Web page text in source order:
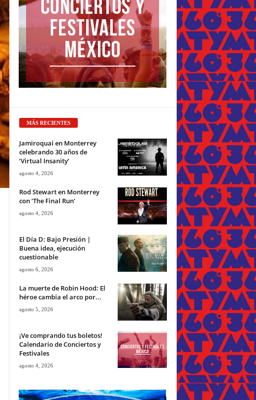
MÁS RECIENTES
Jamiroquai en Monterrey
celebrando 30 años de
‘Virtual Insanity’
agosto 4, 2026
Rod Stewart en Monterrey
con ‘The Final Run’
agosto 4, 2026
El Día D: Bajo Presión |
Buena idea, ejecución
cuestionable
agosto 6, 2026
La muerte de Robin Hood: El
héroe cambia el arco por...
agosto 5, 2026
¡Ve comprando tus boletos!
Calendario de Conciertos y
Festivales
agosto 4, 2026